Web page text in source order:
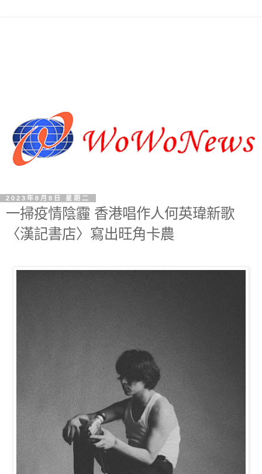
2023年8月8日 星期二
一掃疫情陰霾 香港唱作人何英瑋新歌
〈漢記書店〉寫出旺角卡農